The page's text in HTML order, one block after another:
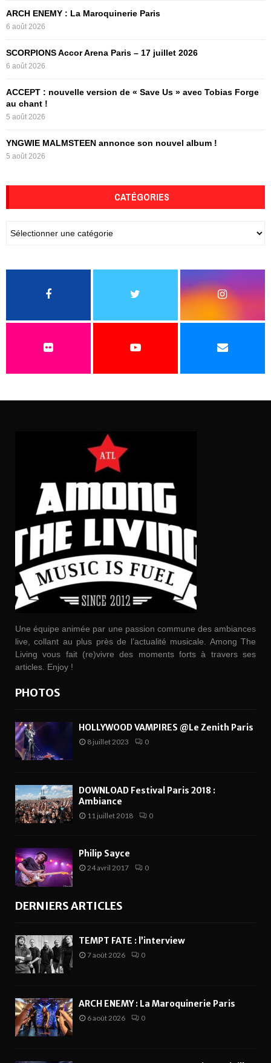
ARCH ENEMY : La Maroquinerie Paris
6 août 2026
SCORPIONS Accor Arena Paris – 17 juillet 2026
6 août 2026
ACCEPT : nouvelle version de « Save Us » avec Tobias Forge
au chant !
5 août 2026
YNGWIE MALMSTEEN annonce son nouvel album !
5 août 2026
CATÉGORIES
Une équipe animée par une passion commune des ambiances
live, collant au plus près de l’actualité musicale. Among The
Living vous fait (re)vivre des moments forts à travers ses
articles. Enjoy !
PHOTOS
HOLLYWOOD VAMPIRES @Le Zenith Paris
8 juillet 2023 0
DOWNLOAD Festival Paris 2018 :
Ambiance
11 juillet 2018 0
Philip Sayce
24 avril 2017 0
DERNIERS ARTICLES
TEMPT FATE : l’interview
7 août 2026 0
ARCH ENEMY : La Maroquinerie Paris
6 août 2026 0